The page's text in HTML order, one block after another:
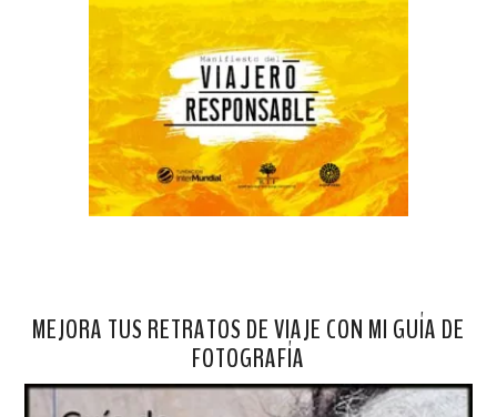
MEJORA TUS RETRATOS DE VIAJE CON MI GUÍA DE
FOTOGRAFÍA